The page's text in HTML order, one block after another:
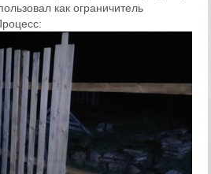
как ограничитель